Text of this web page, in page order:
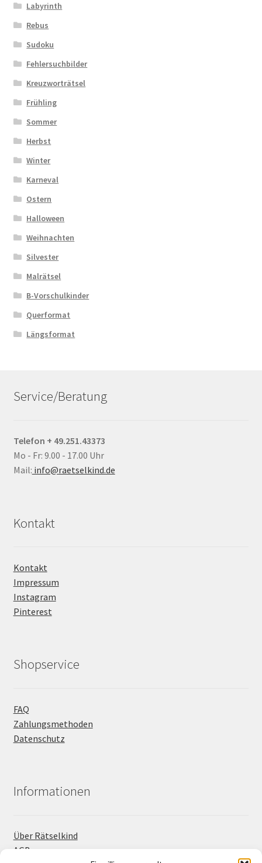
Labyrinth
Rebus
Sudoku
Fehlersuchbilder
Kreuzworträtsel
Frühling
Sommer
Herbst
Winter
Karneval
Ostern
Halloween
Weihnachten
Silvester
Malrätsel
B-Vorschulkinder
Querformat
Längsformat
Service/Beratung
Telefon + 49.251.43373
Mo - Fr: 9.00 - 17.00 Uhr
Mail: info@raetselkind.de
Kontakt
Kontakt
Impressum
Instagram
Pinterest
Shopservice
FAQ
Zahlungsmethoden
Datenschutz
Informationen
Über Rätselkind
AGB